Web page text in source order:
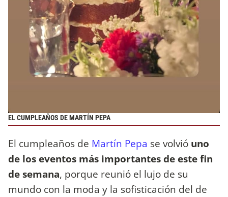
EL CUMPLEAÑOS DE MARTÍN PEPA
El cumpleaños de Martín Pepa se volvió uno
de los eventos más importantes de este fin
de semana, porque reunió el lujo de su
mundo con la moda y la sofisticación del de